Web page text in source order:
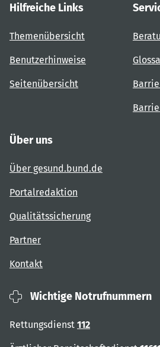
Hilfreiche Links
Themenübersicht
Benutzerhinweise
Seitenübersicht
Über uns
Über gesund.bund.de
Portalredaktion
Qualitätssicherung
Partner
Kontakt
Wichtige Notrufnummern
Rettungsdienst 112